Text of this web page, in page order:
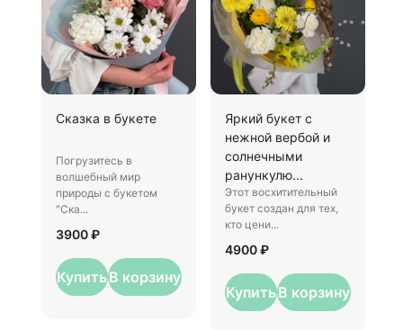
Сказка в букете
Погрузитесь в
волшебный мир
природы с букетом
"Ска...
3900 ₽
КупитьВ корзину
Яркий букет с
нежной вербой и
солнечными
ранункулю...
Этот восхитительный
букет создан для тех,
кто цени...
4900 ₽
КупитьВ корзину